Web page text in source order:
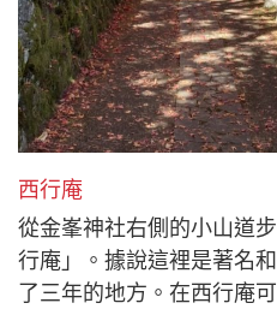
西行庵
從金峯神社右側的小山道
行庵」。據說這裡是著名
了三年的地方。在西行庵